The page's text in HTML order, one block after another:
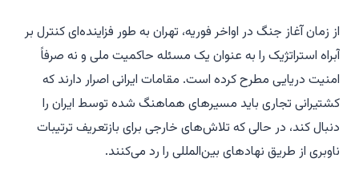
از زمان آغاز جنگ در اواخر فوریه، تهران به طور فزاینده‌ای کنترل بر
آبراه استراتژیک را به عنوان یک مسئله حاکمیت ملی و نه صرفاً
امنیت دریایی مطرح کرده است. مقامات ایرانی اصرار دارند که
کشتیرانی تجاری باید مسیرهای هماهنگ شده توسط ایران را
دنبال کند، در حالی که تلاش‌های خارجی برای بازتعریف ترتیبات
ناوبری از طریق نهادهای بین‌المللی را رد می‌کنند.